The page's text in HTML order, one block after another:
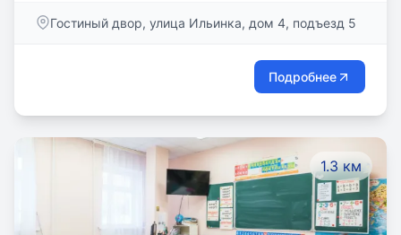
-Ребенок занимается профессиональным спортом и
отсутствует в школе из-за слабого иммунитета -У
ребенка много пробелов в знаниях или знания
на семейной форме обучения, и Вы хотите
образовываться вместе с ним самостоятельно -Если
Ваш ребенок обучается дистанционно, а у Вас нет
возможности быть с ним рядом для контроля
процесса обучения
Гостиный двор, улица Ильинка, дом 4, подъезд 5
Подробнее
1.3 км